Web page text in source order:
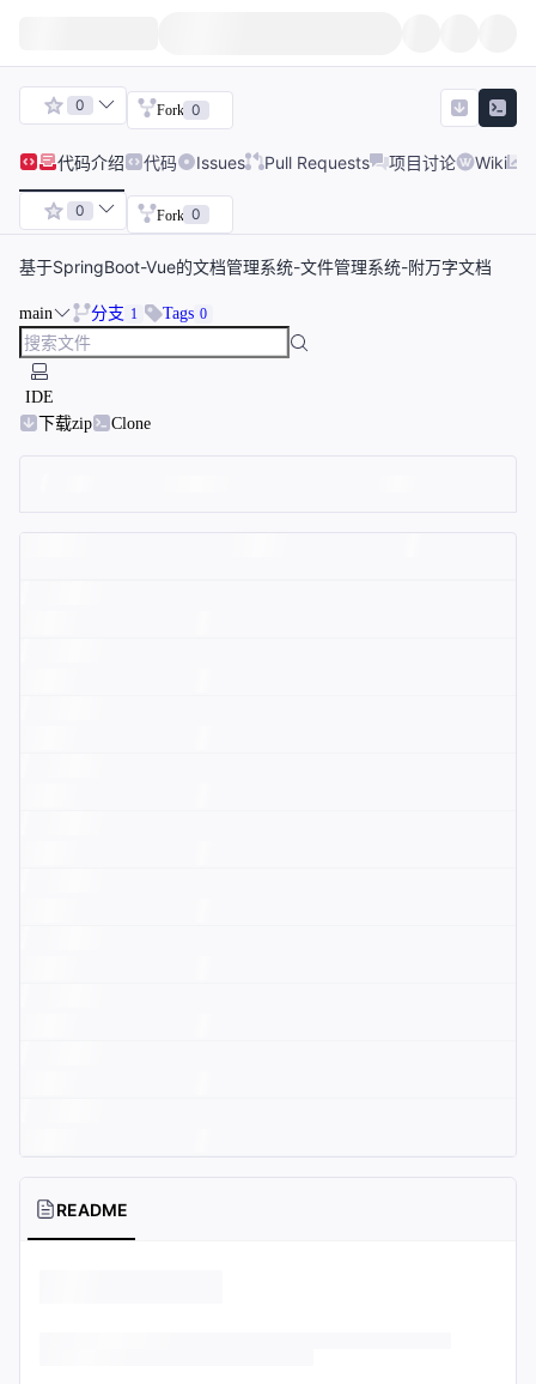
0 Fork 0
代码介绍 代码 Issues Pull Requests 项目讨论 Wiki
0 Fork 0
基于SpringBoot-Vue的文档管理系统-文件管理系统-附万字文档
main 分支 1 Tags 0
IDE
下载zip
Clone
README